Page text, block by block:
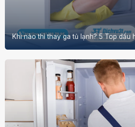
Khi nào thì thay ga tủ lạnh? 5 Top dấu